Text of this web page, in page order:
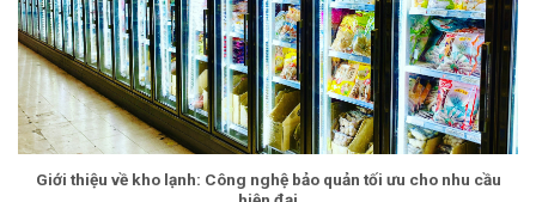
Giới thiệu về kho lạnh: Công nghệ bảo quản tối ưu cho nhu cầu